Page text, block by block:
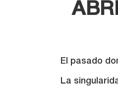
El pasado
La